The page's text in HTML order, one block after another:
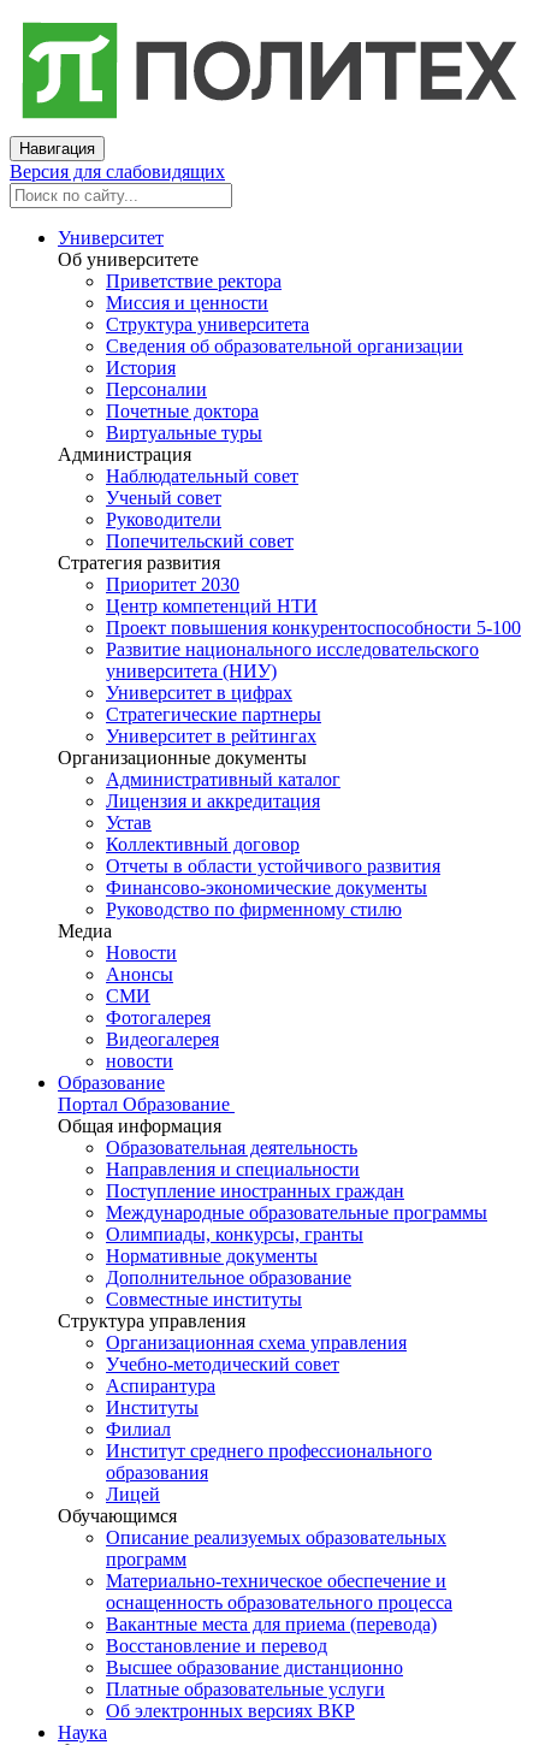
Навигация
Версия для слабовидящих
Университет
Об университете
Приветствие ректора
Миссия и ценности
Структура университета
Сведения об образовательной организации
История
Персоналии
Почетные доктора
Виртуальные туры
Администрация
Наблюдательный совет
Ученый совет
Руководители
Попечительский совет
Стратегия развития
Приоритет 2030
Центр компетенций НТИ
Проект повышения конкурентоспособности 5-100
Развитие национального исследовательского
университета (НИУ)
Университет в цифрах
Стратегические партнеры
Университет в рейтингах
Организационные документы
Административный каталог
Лицензия и аккредитация
Устав
Коллективный договор
Отчеты в области устойчивого развития
Финансово-экономические документы
Руководство по фирменному стилю
Медиа
Новости
Анонсы
СМИ
Фотогалерея
Видеогалерея
новости
Образование
Портал Образование
Общая информация
Образовательная деятельность
Направления и специальности
Поступление иностранных граждан
Международные образовательные программы
Олимпиады, конкурсы, гранты
Нормативные документы
Дополнительное образование
Совместные институты
Структура управления
Организационная схема управления
Учебно-методический совет
Аспирантура
Институты
Филиал
Институт среднего профессионального
образования
Лицей
Обучающимся
Описание реализуемых образовательных
программ
Материально-техническое обеспечение и
оснащенность образовательного процесса
Вакантные места для приема (перевода)
Восстановление и перевод
Высшее образование дистанционно
Платные образовательные услуги
Об электронных версиях ВКР
Наука